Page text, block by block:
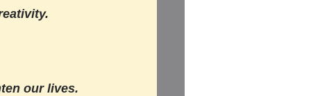
our lives.